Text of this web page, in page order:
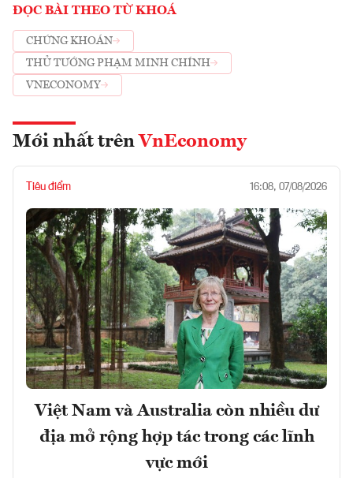
ĐỌC BÀI THEO TỪ KHOÁ
CHỨNG KHOÁN
THỦ TƯỚNG PHẠM MINH CHÍNH
VNECONOMY
Mới nhất trên VnEconomy
Tiêu điểm 16:08, 07/08/2026
Việt Nam và Australia còn nhiều dư
địa mở rộng hợp tác trong các lĩnh
vực mới